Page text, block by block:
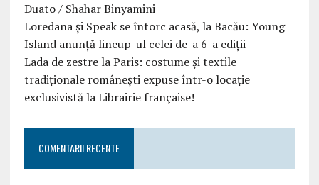
Duato / Shahar Binyamini
Loredana și Speak se întorc acasă, la Bacău: Young
Island anunță lineup-ul celei de-a 6-a ediții
Lada de zestre la Paris: costume și textile
tradiționale românești expuse într-o locație
exclusivistă la Librairie française!
COMENTARII RECENTE